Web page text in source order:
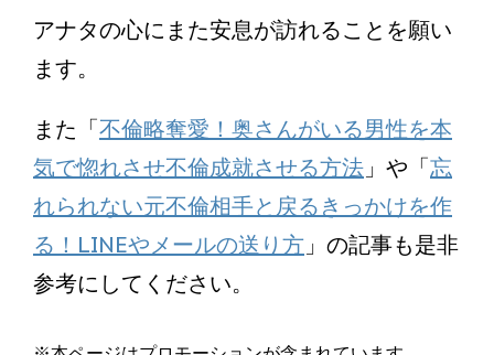
アナタの心にまた安息が訪れることを願い
ます。
また「不倫略奪愛！奥さんがいる男性を本
気で惚れさせ不倫成就させる方法 」や「忘
れられない元不倫相手と戻るきっかけを作
る！LINEやメールの送り方 」の記事も是非
参考にしてください。